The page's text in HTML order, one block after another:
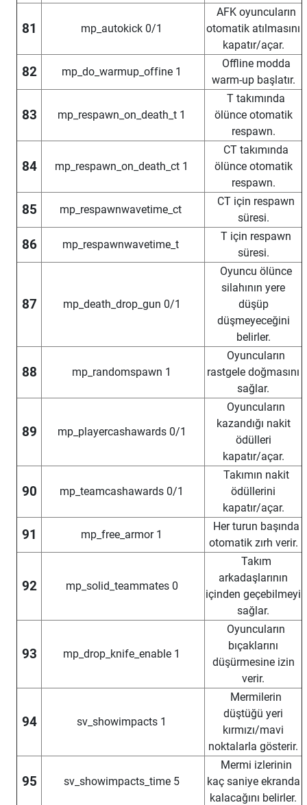
81 mp_autokick 0/1
AFK oyuncuların
otomatik atılmasını
kapatır/açar.
82 mp_do_warmup_offine 1
Offline modda
warm-up başlatır.
83 mp_respawn_on_death_t 1
T takımında
ölünce otomatik
respawn.
84 mp_respawn_on_death_ct 1
CT takımında
ölünce otomatik
respawn.
85 mp_respawnwavetime_ct
CT için respawn
süresi.
86 mp_respawnwavetime_t
T için respawn
süresi.
87 mp_death_drop_gun 0/1
Oyuncu ölünce
silahının yere
düşüp
düşmeyeceğini
belirler.
88 mp_randomspawn 1
Oyuncuların
rastgele doğmasını
sağlar.
89 mp_playercashawards 0/1
Oyuncuların
kazandığı nakit
ödülleri
kapatır/açar.
90 mp_teamcashawards 0/1
Takımın nakit
ödüllerini
kapatır/açar.
91 mp_free_armor 1
Her turun başında
otomatik zırh verir.
92 mp_solid_teammates 0
Takım
arkadaşlarının
içinden geçebilmeyi
sağlar.
93 mp_drop_knife_enable 1
Oyuncuların
bıçaklarını
düşürmesine izin
verir.
94 sv_showimpacts 1
Mermilerin
düştüğü yeri
kırmızı/mavi
noktalarla gösterir.
95 sv_showimpacts_time 5
Mermi izlerinin
kaç saniye ekranda
kalacağını belirler.